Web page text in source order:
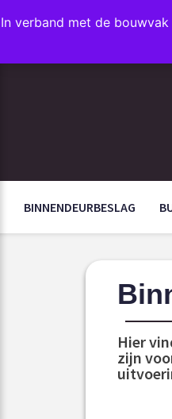
In verband met de
FAVORIETEN
BINNENDEURBESLAG
Hier
zijn